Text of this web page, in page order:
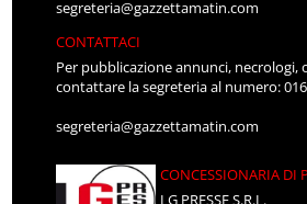
segreteria@gazzettamatin.com
CONTATTACI
Per pubblicazione annunci, necrologi,
contattare la segreteria al numero:
segreteria@gazzettamatin.com
CONCESSIONARIA DI
LG PRESSE S.R.L.